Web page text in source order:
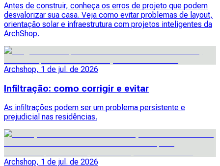
Antes de construir, conheça os erros de projeto que podem
desvalorizar sua casa. Veja como evitar problemas de layout,
orientação solar e infraestrutura com projetos inteligentes da
ArchShop.
Archshop, 1 de jul. de 2026
Infiltração: como corrigir e evitar
As infiltrações podem ser um problema persistente e
prejudicial nas residências.
Archshop, 1 de jul. de 2026